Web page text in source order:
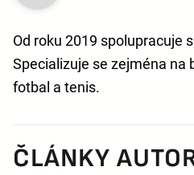
Od roku 2019 spolupracuje
Specializuje se zejména na
fotbal a tenis.
ČLÁNKY